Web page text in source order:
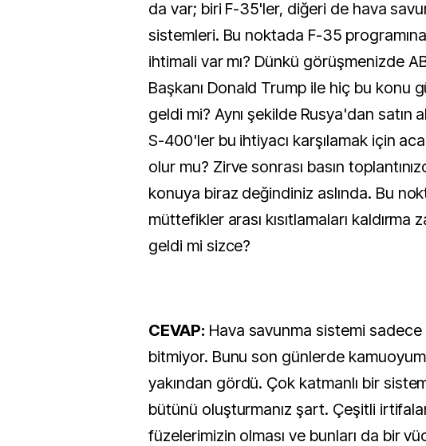
da var; biri F-35'ler, diğeri de hava
sistemleri. Bu noktada F-35
ihtimali var mı? Dünkü görüşmenizde
Başkanı Donald Trump ile hiç bu konu
geldi mi? Aynı şekilde Rusya'dan satın
S-400'ler bu ihtiyacı karşılamak için
olur mu? Zirve sonrası basın
konuya biraz değindiniz aslında. Bu
müttefikler arası kısıtlamaları kaldırma
geldi mi sizce?
CEVAP: Hava savunma sistemi
bitmiyor. Bunu son günlerde
yakından gördü. Çok katmanlı bir
bütünü oluşturmanız şart. Çeşitli
füzelerimizin olması ve bunları da bir